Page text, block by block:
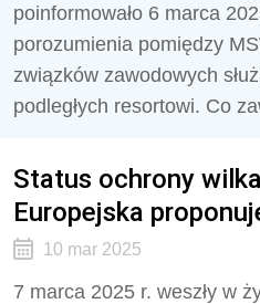
poinformowało 6 marca
porozumienia pomiędzy
związków zawodowych
podległych resortowi. Co
Status ochrony
Europejska
10 mar 2025
7 marca 2025 r. weszły w